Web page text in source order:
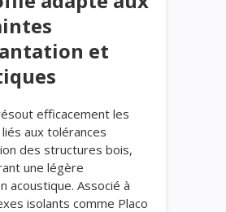
et
efficacement les
aux tolérances
des structures bois,
une légère
acoustique. Associé à
isolants comme Placo